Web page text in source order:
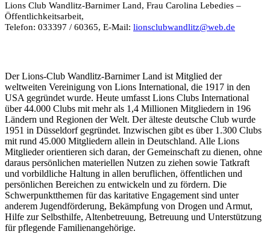
Lions Club Wandlitz-Barnimer Land, Frau Carolina Lebedies –
Öffentlichkeitsarbeit,
Telefon: 033397 / 60365, E-Mail: lionsclubwandlitz@web.de
Der Lions-Club Wandlitz-Barnimer Land ist Mitglied der
weltweiten Vereinigung von Lions International, die 1917 in den
USA gegründet wurde. Heute umfasst Lions Clubs International
über 44.000 Clubs mit mehr als 1,4 Millionen Mitgliedern in 196
Ländern und Regionen der Welt. Der älteste deutsche Club wurde
1951 in Düsseldorf gegründet. Inzwischen gibt es über 1.300 Clubs
mit rund 45.000 Mitgliedern allein in Deutschland. Alle Lions
Mitglieder orientieren sich daran, der Gemeinschaft zu dienen, ohne
daraus persönlichen materiellen Nutzen zu ziehen sowie Tatkraft
und vorbildliche Haltung in allen beruflichen, öffentlichen und
persönlichen Bereichen zu entwickeln und zu fördern. Die
Schwerpunktthemen für das karitative Engagement sind unter
anderem Jugendförderung, Bekämpfung von Drogen und Armut,
Hilfe zur Selbsthilfe, Altenbetreuung, Betreuung und Unterstützung
für pflegende Familienangehörige.